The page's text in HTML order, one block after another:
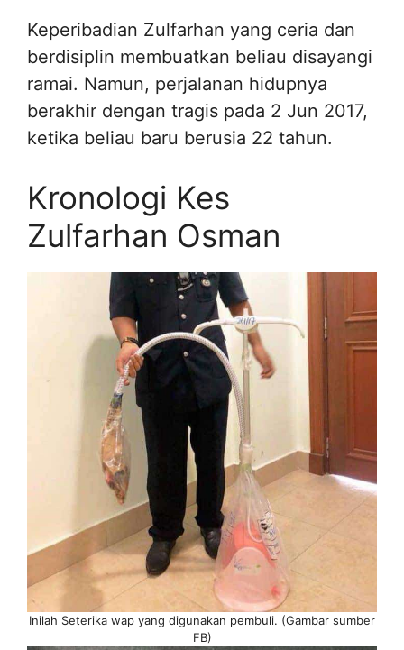
Keperibadian Zulfarhan yang ceria dan
berdisiplin membuatkan beliau disayangi
ramai. Namun, perjalanan hidupnya
berakhir dengan tragis pada 2 Jun 2017,
ketika beliau baru berusia 22 tahun.
Kronologi Kes
Zulfarhan Osman
Inilah Seterika wap yang digunakan pembuli. (Gambar sumber
FB)